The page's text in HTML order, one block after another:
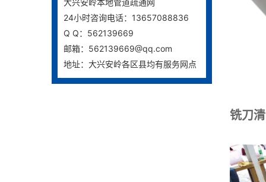
大兴安岭本地管道疏通网
24小时咨询电话：13657088836
Q Q：562139669
邮箱：562139669@qq.com
地址：大兴安岭各区县均有服务网点
铣刀